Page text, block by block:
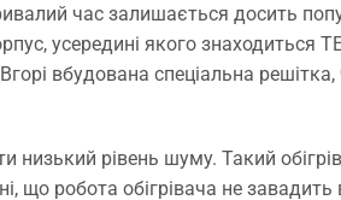
час залишається досить
усередині якого знаходиться
вбудована спеціальна
низький рівень шуму. Такий
що робота обігрівача не